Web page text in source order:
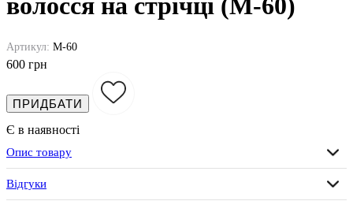
Артикул: M-60
600 грн
ПРИДБАТИ
Є в наявності
Опис товару
Відгуки